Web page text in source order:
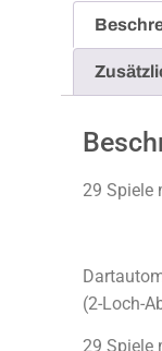
29 Spiele
(2-Loch-
29 Spiele